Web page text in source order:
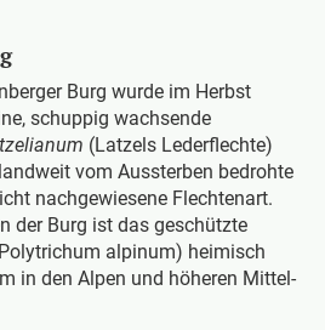
Burg wurde im Herbst
schuppig wachsende
(Latzels Lederflechte)
vom Aussterben bedrohte
nachgewiesene Flechtenart.
der Burg ist das geschützte
alpinum) heimisch
in den Alpen und höheren Mittel­